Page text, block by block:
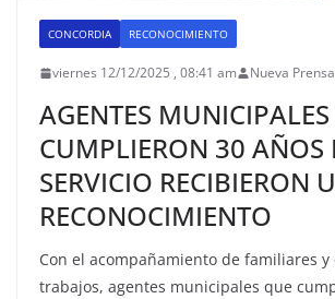
CONCORDIA RECONOCIMIENTO
viernes 12/12/2025 , 08:41 am Nueva Prensa
AGENTES
CUMPLIERON 30 AÑOS
SERVICIO RECIBIERON
RECONOCIMIENTO
Con el acompañamiento de familiares y
trabajos, agentes municipales que